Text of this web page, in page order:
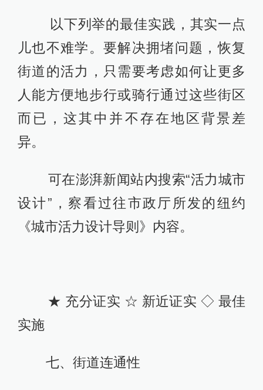
以下列举的最佳实践，其实一点
儿也不难学。要解决拥堵问题，恢复
街道的活力，只需要考虑如何让更多
人能方便地步行或骑行通过这些街区
而已，这其中并不存在地区背景差
异。
可在澎湃新闻站内搜索“活力城市
设计”，察看过往市政厅所发的纽约
《城市活力设计导则》内容。
★ 充分证实 ☆ 新近证实 ◇ 最佳
实施
七、街道连通性